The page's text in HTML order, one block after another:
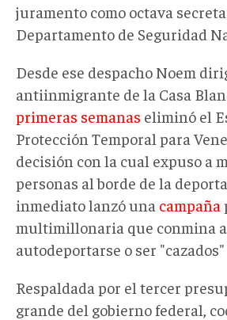
juramento como octava
Departamento de Seguridad
Desde ese despacho Noem
antiinmigrante de la Casa
primeras semanas eliminó el
Protección Temporal para
decisión con la cual expuso a
personas al borde de la
inmediato lanzó una campaña
multimillonaria que conmina
autodeportarse o ser
Respaldada por el tercer
grande del gobierno federal,